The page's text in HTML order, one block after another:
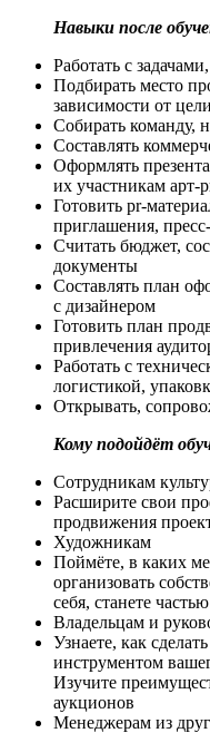
Навыки после
Работать с
Подбирать место
зависимости от
Собирать команду,
Составлять
Оформлять
их участникам арт-
Готовить pr-
приглашения,
Считать бюджет,
документы
Составлять план
с дизайнером
Готовить план
привлечения
Работать с
логистикой,
Открывать,
Кому подойдёт
Сотрудникам
Расширите свои
продвижения
Художникам
Поймёте, в каких
организовать
себя, станете
Владельцам и
Узнаете, как
инструментом
Изучите
аукционов
Менеджерам из